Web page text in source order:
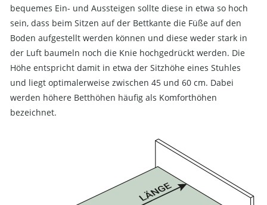
bequemes Ein- und Aussteigen sollte diese in etwa so hoch
sein, dass beim Sitzen auf der Bettkante die Füße auf den
Boden aufgestellt werden können und diese weder stark in
der Luft baumeln noch die Knie hochgedrückt werden. Die
Höhe entspricht damit in etwa der Sitzhöhe eines Stuhles
und liegt optimalerweise zwischen 45 und 60 cm. Dabei
werden höhere Betthöhen häufig als Komforthöhen
bezeichnet.